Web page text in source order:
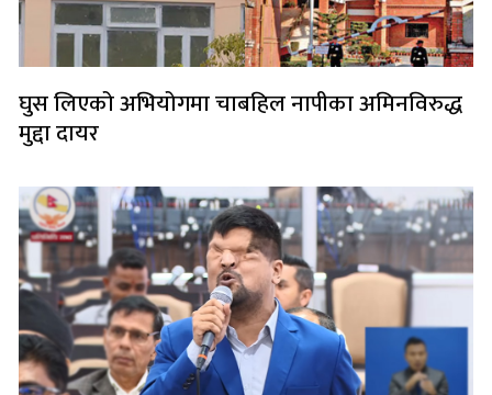
घुस लिएको अभियोगमा चाबहिल नापीका अमिनविरुद्ध
मुद्दा दायर